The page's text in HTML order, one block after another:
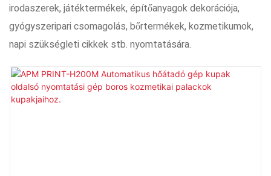
irodaszerek, játéktermékek, építőanyagok dekorációja,
gyógyszeripari csomagolás, bőrtermékek, kozmetikumok,
napi szükségleti cikkek stb. nyomtatására.